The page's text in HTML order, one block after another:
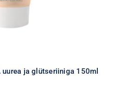
uurea ja glütseriiniga 150ml